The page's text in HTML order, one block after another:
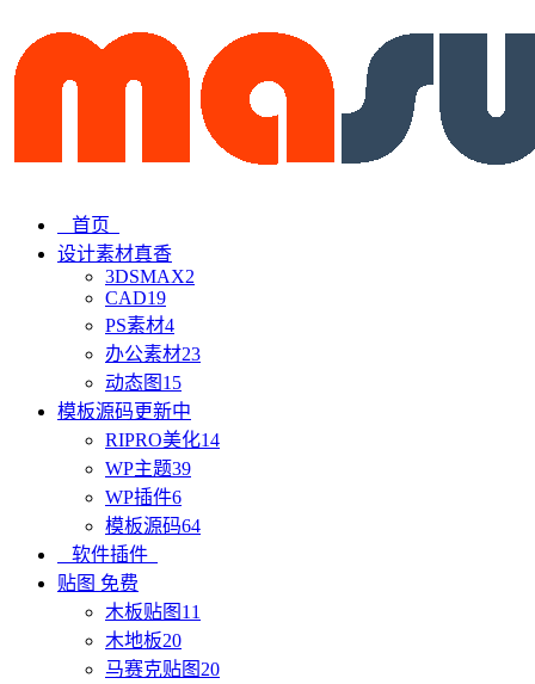
首页
设计素材真香
3DSMAX2
CAD19
PS素材4
办公素材23
动态图 15
模板源码更新中
RIPRO美化14
WP主题39
WP插件6
模板源码64
软件插件
贴图 免费
木板贴图 11
木地板20
马赛克贴图 20